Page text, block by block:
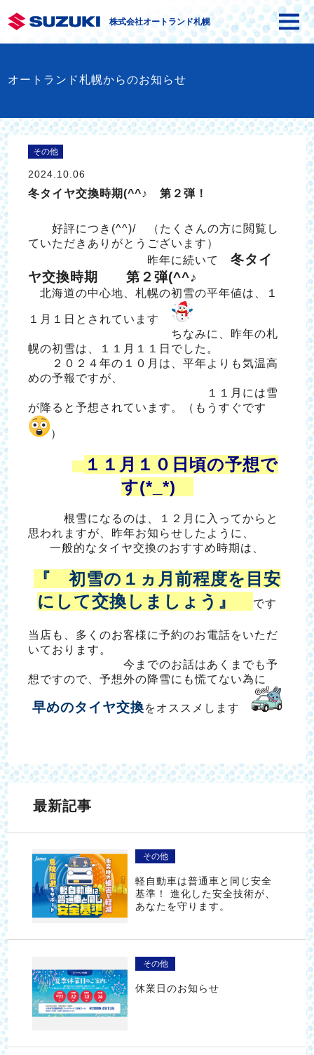
株式会社オートランド札幌
オートランド札幌からのお知らせ
その他
2024.10.06
冬タイヤ交換時期(^^♪ 第２弾！
好評につき(^^)/ （たくさんの方に閲覧し
ていただきありがとうございます）
昨年に続いて 冬タイ
ヤ交換時期 第２弾(^^♪
北海道の中心地、札幌の初雪の平年値は、１
１月１日とされています
ちなみに、昨年の札
幌の初雪は、１１月１１日でした。
２０２４年の１０月は、平年よりも気温高
めの予報ですが、
１１月には雪
が降ると予想されています。（もうすぐです
）
１１月１０日頃の予想で
す(*_*)
根雪になるのは、１２月に入ってからと
思われますが、昨年お知らせしたように、
一般的なタイヤ交換のおすすめ時期は、
『 初雪の１ヵ月前程度を目安
にして交換しましょう』
です
当店も、多くのお客様に予約のお電話をいただ
いております。
今までのお話はあくまでも予
想ですので、予想外の降雪にも慌てない為に
早めのタイヤ交換をオススメします
最新記事
その他
軽自動車は普通車と同じ安全
基準！ 進化した安全技術が、
あなたを守ります。
その他
休業日のお知らせ